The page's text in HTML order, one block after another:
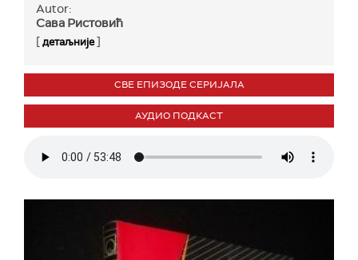
Autor:
Сава Ристовић
[детаљније]
СВЕ ЕПИЗОДЕ СЕРИЈАЛА
АУДИО ПОДКАСТ